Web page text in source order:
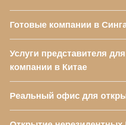
Готовые компании в
Услуги представителя
компании в Китае
Реальный офис для